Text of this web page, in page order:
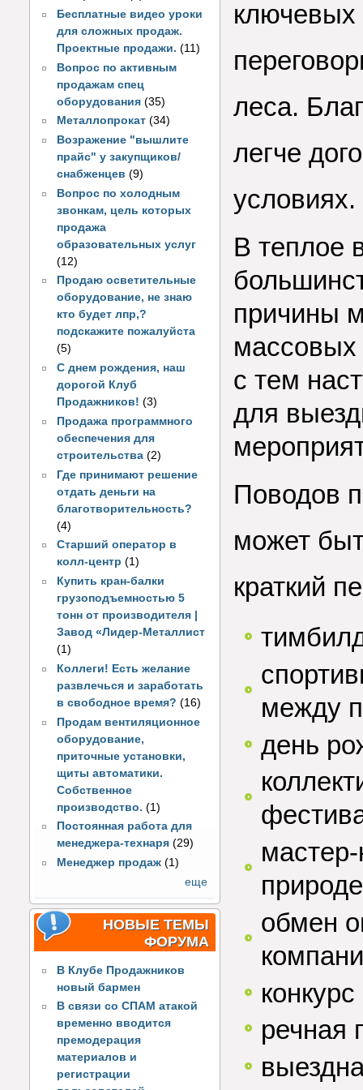
Бесплатные видео уроки
для сложных продаж.
Проектные продажи. (11)
Вопрос по активным
продажам спец
оборудования (35)
Металлопрокат (34)
Возражение "вышлите
прайс" у закупщиков/
снабженцев (9)
Вопрос по холодным
звонкам, цель которых
продажа
образовательных услуг
(12)
Продаю осветительные
оборудование, не знаю
кто будет лпр,?
подскажите пожалуйста
(5)
С днем рождения, наш
дорогой Клуб
Продажников! (3)
Продажа программного
обеспечения для
строительства (2)
Где принимают решение
отдать деньги на
благотворительность?
(4)
Старший оператор в
колл-центр (1)
Купить кран-балки
грузоподъемностью 5
тонн от производителя |
Завод «Лидер-Металлист
(1)
Коллеги! Есть желание
развлечься и заработать
в свободное время? (16)
Продам вентиляционное
оборудование,
приточные установки,
щиты автоматики.
Собственное
производство. (1)
Постоянная работа для
менеджера-технаря (29)
Менеджер продаж (1)
еще
НОВЫЕ ТЕМЫ
ФОРУМА
В Клубе Продажников
новый бармен
В связи со СПАМ атакой
временно вводится
премодерация
материалов и
регистрации
ключевых
леса.
легче
условиях.
В теплое
причины
массовых
с тем
для
Поводов
может
краткий
между
день
обмен
речная